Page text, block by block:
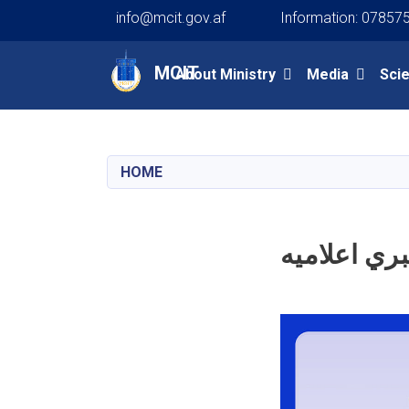
info@mcit.gov.af Information:
MCIT
Main navigation
About Ministry Media
HOME